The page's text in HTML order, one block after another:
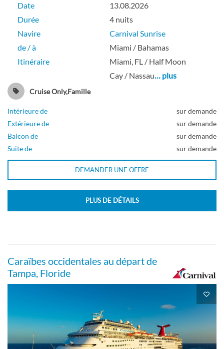
Date
13.08.2026
Durée
4 nuits
Navire
Carnival Sunrise
de / à
Miami / Bahamas
Itinéraire
Miami, FL / Half Moon
Cay / Nassau… plus
Cruise Only,Famille
Intérieure de
sur demande
Extérieure de
sur demande
Balcon de
sur demande
Suite de
sur demande
DEMANDER UNE OFFRE
PLUS DE DÉTAILS
Caraïbes occidentales au départ de
Tampa, Floride